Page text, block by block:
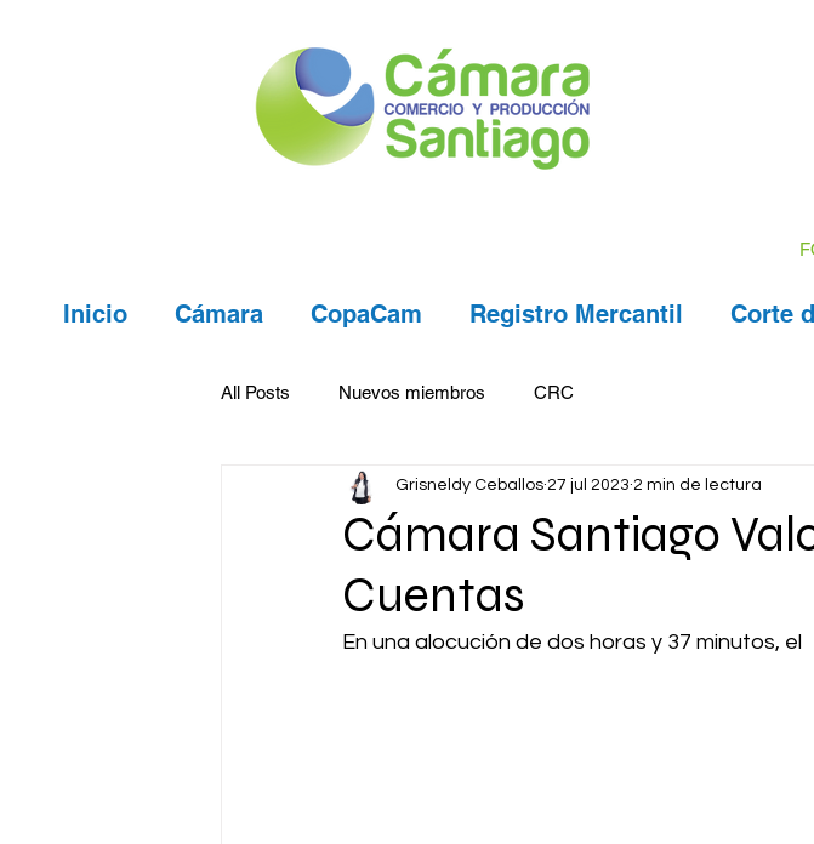
Inicio Cámara CopaCam Registro Mercantil Corte
All Posts Nuevos miembros CRC
Cámara Santiago
Cuentas
Grisneldy Ceballos 27 jul 2023 2 min de lectura
En una alocución de dos horas y 37 minutos, el